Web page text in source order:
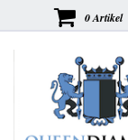
0 Artikel